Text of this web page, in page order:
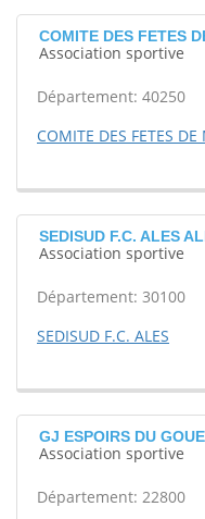
COMITE DES FETES
Association sportive
Département: 40250
COMITE DES FETES
SEDISUD F.C. ALES
Association sportive
Département: 30100
SEDISUD F.C. ALES
GJ ESPOIRS DU
Association sportive
Département: 22800